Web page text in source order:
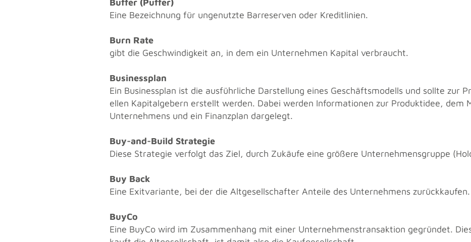
Buf­fer (Puf­fer)
Eine Be­zeich­nung für un­ge­nutz­te Bar­re­ser­ven oder Kre­dit­li­ni­en.
Burn Rate
gibt die Ge­schwin­dig­keit an, in dem ein Un­ter­neh­men Ka­pi­tal ver­braucht.
Busi­ness­plan
Ein Busi­ness­plan ist die aus­führ­li­che Dar­stel­lung eines Ge­schäfts­mo­dells und soll­te zur
el­len Ka­pi­tal­ge­bern er­stellt wer­den. Dabei wer­den In­for­ma­tio­nen zur Pro­dukt­idee, dem
Un­ter­neh­mens und ein Fi­nanz­plan dar­ge­legt.
Buy-and-Build Stra­te­gie
Diese Stra­te­gie ver­folgt das Ziel, durch Zu­käu­fe eine grö­ße­re Un­ter­neh­mens­grup­pe
Buy Back
Eine Exit­va­ri­an­te, bei der die Alt­ge­sell­schaf­ter An­tei­le des Un­ter­neh­mens zu­rück­kau­fen.
BuyCo
Eine BuyCo wird im Zu­sam­men­hang mit einer Un­ter­neh­mens­trans­ak­ti­on ge­grün­det.